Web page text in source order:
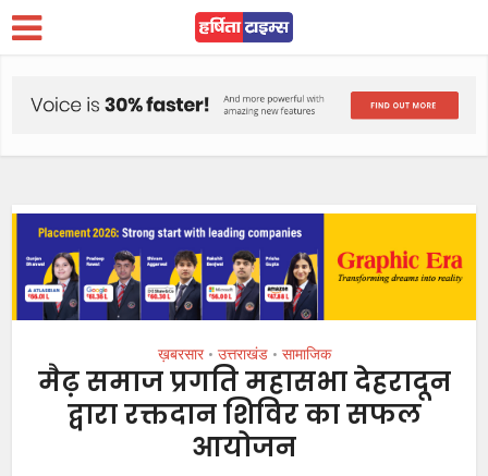
ख़बरसार • उत्तराखंड • सामाजिक
मैढ़ समाज प्रगति महासभा देहरादून
द्वारा रक्तदान शिविर का सफल
आयोजन